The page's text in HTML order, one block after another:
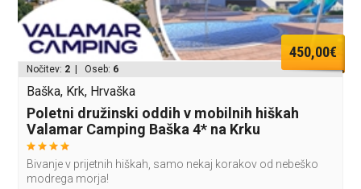
450,00€
Nočitev: 2 | Oseb: 6
Baška, Krk, Hrvaška
Poletni družinski oddih v mobilnih hiškah
Valamar Camping Baška 4* na Krku
Bivanje v prijetnih hiškah, samo nekaj korakov od nebeško
modrega morja!